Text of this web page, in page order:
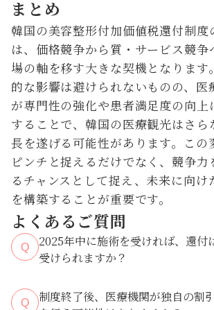
まとめ
韓国の美容整形付加価値税還付制度
は、価格競争から質・サービス競争
場の軸を移す大きな契機となります
的な影響は避けられないものの、医
が専門性の強化や患者満足度の向上
することで、韓国の医療観光はさら
長を遂げる可能性があります。この
ピンチと捉えるだけでなく、競争力
るチャンスとして捉え、未来に向け
を構築することが重要です。
よくあるご質問
Q
2025年中に施術を受ければ、還付
受けられますか？
Q
制度終了後、医療機関が独自の割